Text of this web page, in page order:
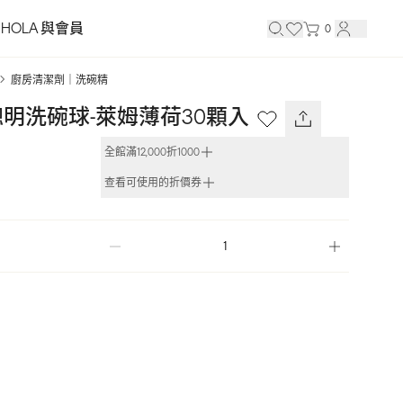
HOLA 與會員 0
廚房清潔劑｜洗碗精
洗碗球-萊姆薄荷30顆入
全館滿12,000折1000
查看可使用的折價券